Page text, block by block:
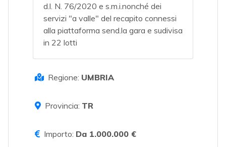
d.l. N. 76/2020 e s.m.i.nonché dei
servizi "a valle" del recapito connessi
alla piattaforma send.la gara e sudivisa
in 22 lotti
Regione: UMBRIA
Provincia: TR
Importo: Da 1.000.000 €